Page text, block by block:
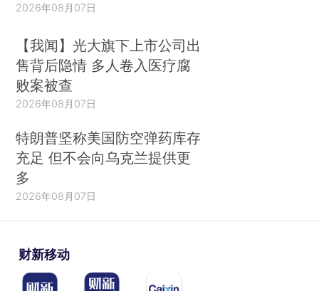
2026年08月07日
【我闻】光大旗下上市公司出
售背后隐情 多人卷入医疗腐
败案被查
2026年08月07日
特朗普坚称美国防空弹药库存
充足 但不会向乌克兰提供更
多
2026年08月07日
财新移动